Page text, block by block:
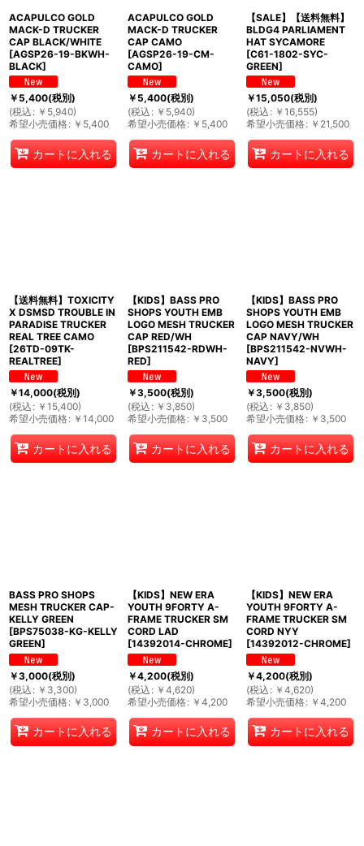
ACAPULCO GOLD
MACK-D TRUCKER
CAP BLACK/WHITE
[AGSP26-19-BKWH-
BLACK]
￥5,400(税別)
(税込 : ￥ 5,940)
希望小売価格: ￥ 5,400
カートに入れる
ACAPULCO GOLD
MACK-D TRUCKER
CAP CAMO
[AGSP26-19-CM-
CAMO]
￥5,400(税別)
(税込 : ￥ 5,940)
希望小売価格: ￥ 5,400
カートに入れる
【SALE】【送料無料】
BLDG4 PARLIAMENT
HAT SYCAMORE
[C61-1802-SYC-
GREEN]
￥15,050(税別)
(税込 : ￥ 16,555)
希望小売価格: ￥ 21,500
カートに入れる
【送料無料】TOXICITY
X DSMSD TROUBLE IN
PARADISE TRUCKER
REAL TREE CAMO
[26TD-09TK-
REALTREE]
￥14,000(税別)
(税込 : ￥ 15,400)
希望小売価格: ￥ 14,000
カートに入れる
【KIDS】BASS PRO
SHOPS YOUTH EMB
LOGO MESH TRUCKER
CAP RED/WH
[BPS211542-RDWH-
RED]
￥3,500(税別)
(税込 : ￥ 3,850)
希望小売価格: ￥ 3,500
カートに入れる
【KIDS】BASS PRO
SHOPS YOUTH EMB
LOGO MESH TRUCKER
CAP NAVY/WH
[BPS211542-NVWH-
NAVY]
￥3,500(税別)
(税込 : ￥ 3,850)
希望小売価格: ￥ 3,500
カートに入れる
BASS PRO SHOPS
MESH TRUCKER CAP-
KELLY GREEN
[BPS75038-KG-KELLY
GREEN]
￥3,000(税別)
(税込 : ￥ 3,300)
希望小売価格: ￥ 3,000
カートに入れる
【KIDS】NEW ERA
YOUTH 9FORTY A-
FRAME TRUCKER SM
CORD LAD
[14392014-CHROME]
￥4,200(税別)
(税込 : ￥ 4,620)
希望小売価格: ￥ 4,200
カートに入れる
【KIDS】NEW ERA
YOUTH 9FORTY A-
FRAME TRUCKER SM
CORD NYY
[14392012-CHROME]
￥4,200(税別)
(税込 : ￥ 4,620)
希望小売価格: ￥ 4,200
カートに入れる